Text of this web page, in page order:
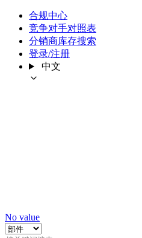
合规中心
竞争对手对照表
分销商库存搜索
登录/注册
中文
No value